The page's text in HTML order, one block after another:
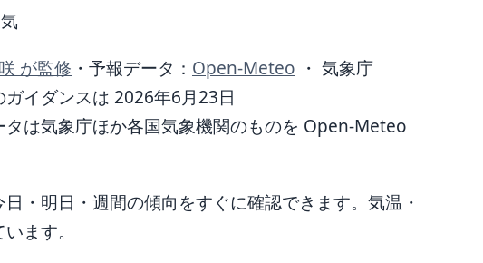
が監修 ・ 予報データ： Open-Meteo ・ 気象庁
イダンスは 2026年6月23日
は気象庁ほか各国気象機関のものを Open-Meteo
・明日・週間の傾向をすぐに確認できます。気温・
ます。